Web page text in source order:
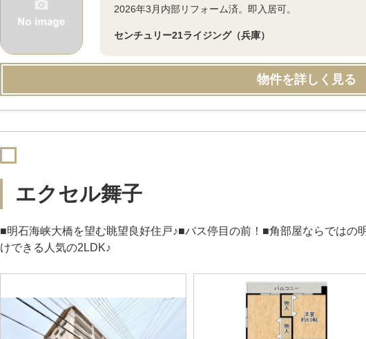
2026年3月内部リフォーム済。即入居可。
センチュリー21ライジング（兵庫）
物件を詳しく見る
エクセル舞子
■明石海峡大橋を望む眺望良好住戸♪■バス停目の前！■角部屋ならではの
けできる人気の2LDK♪